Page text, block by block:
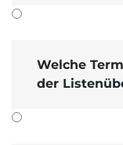
Welche
der